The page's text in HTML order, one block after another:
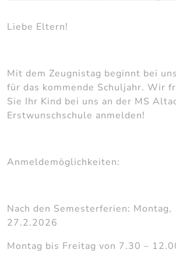
Liebe Eltern!
Mit dem Zeugnistag beginnt bei
für das kommende Schuljahr. Wir
Sie Ihr Kind bei uns an der MS
Erstwunschschule anmelden!
Anmeldemöglichkeiten:
Nach den Semesterferien:
27.2.2026
Montag bis Freitag von 7.30 –